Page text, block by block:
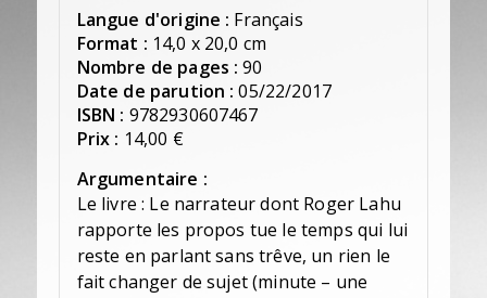
Langue d'origine : Français
Format : 14,0 x 20,0 cm
Nombre de pages : 90
Date de parution : 05/22/2017
ISBN : 9782930607467
Prix : 14,00 €
Argumentaire :
Le livre : Le narrateur dont Roger Lahu
rapporte les propos tue le temps qui lui
reste en parlant sans trêve, un rien le
fait changer de sujet (minute – une